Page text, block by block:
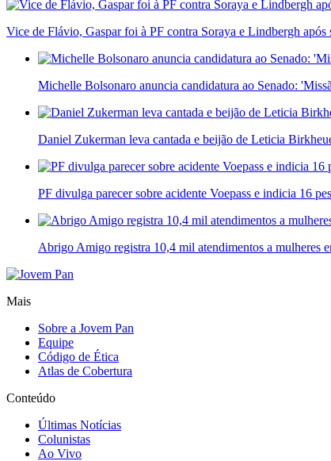
Vice de Flávio, Gaspar foi à PF contra Soraya e Lindbergh após
Michelle Bolsonaro anuncia candidatura ao Senado:
Daniel Zukerman leva cantada e beijão de Leticia
PF divulga parecer sobre acidente Voepass e indicia 16
Abrigo Amigo registra 10,4 mil atendimentos a mulheres
Mais
Sobre a Jovem Pan
Equipe
Código de Ética
Atlas de Cobertura
Conteúdo
Últimas Notícias
Colunistas
Ao Vivo